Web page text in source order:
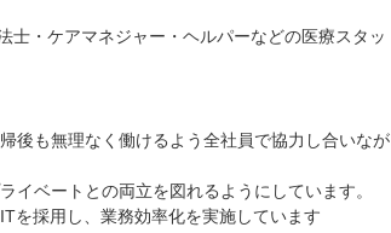
・ケアマネジャー・ヘルパーなどの医療スタッ
後も無理なく働けるよう全社員で協力し合いなが
ベートとの両立を図れるようにしています。
を採用し、業務効率化を実施しています